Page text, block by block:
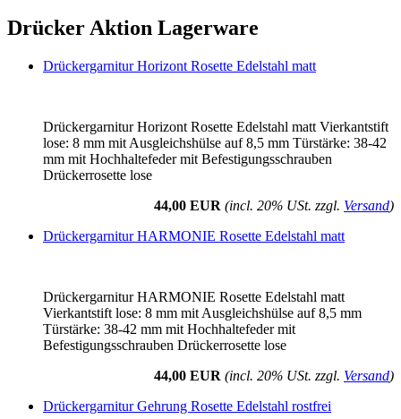
Drücker Aktion Lagerware
Drückergarnitur Horizont Rosette Edelstahl matt
Drückergarnitur Horizont Rosette Edelstahl matt Vierkantstift
lose: 8 mm mit Ausgleichshülse auf 8,5 mm Türstärke: 38-42
mm mit Hochhaltefeder mit Befestigungsschrauben
Drückerrosette lose
44,00 EUR (incl. 20% USt. zzgl. Versand)
Drückergarnitur HARMONIE Rosette Edelstahl matt
Drückergarnitur HARMONIE Rosette Edelstahl matt
Vierkantstift lose: 8 mm mit Ausgleichshülse auf 8,5 mm
Türstärke: 38-42 mm mit Hochhaltefeder mit
Befestigungsschrauben Drückerrosette lose
44,00 EUR (incl. 20% USt. zzgl. Versand)
Drückergarnitur Gehrung Rosette Edelstahl rostfrei